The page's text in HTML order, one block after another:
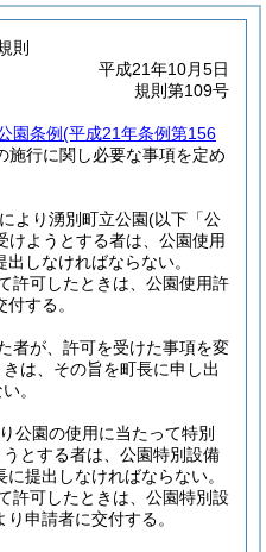
則
平成21年10月5日
規則第109号
園条例(平成21年条例第156
施行に関し必要な事項を定め
より湧別町立公園(以下「公
けようとする者は、公園使用
出しなければならない。
許可したときは、公園使用許
する。
者が、許可を受けた事項を変
は、その旨を町長に申し出
。
公園の使用に当たって特別
とする者は、公園特別設備
に提出しなければならない。
許可したときは、公園特別設
り申請者に交付する。